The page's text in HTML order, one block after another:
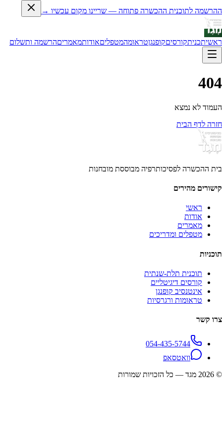
ההרשמה לתוכנית ההכשרה פתוחה — שריינו מקום עכשיו →
ראשיתכניתקורסיםקופנגןטראומהמטפליםאודותמאמריםהרשמה ותשלום
404
העמוד לא נמצא
חזרה לדף הבית
בית ההכשרה לפסיכותרפיה מבוססת מובחנות
קישורים מהירים
ראשי
אודות
מאמרים
מטפלים ומדריכים
תוכניות
תוכנית תלת-שנתית
קורסים דיגיטליים
אינטנסיב קופנגן
טראומות ורגרסיות
צרו קשר
054-435-5744
וואטסאפ
©
2026 מגד — כל הזכויות שמורות